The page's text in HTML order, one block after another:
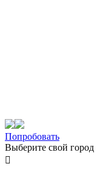
Попробовать
Выберите свой город
